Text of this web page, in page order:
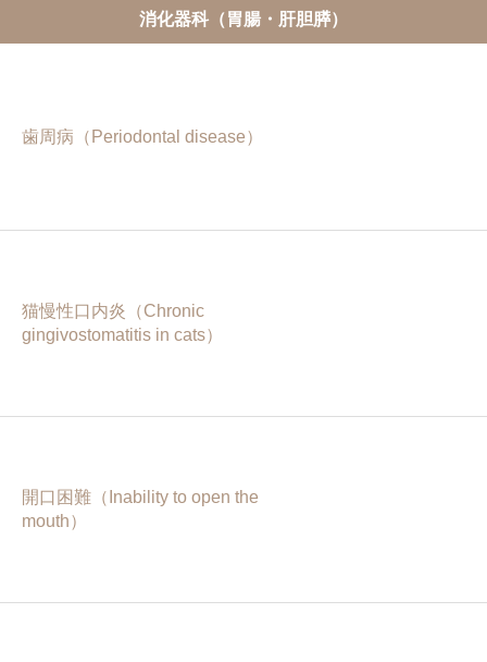
消化器科（胃腸・肝胆膵）
歯周病（Periodontal disease）
猫慢性口内炎（Chronic
gingivostomatitis in cats）
開口困難（Inability to open the
mouth）